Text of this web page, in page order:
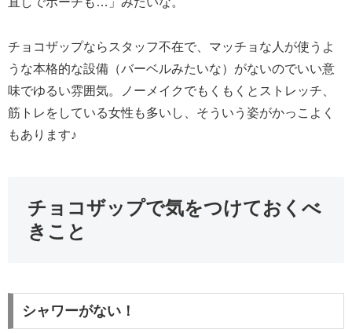
チョコザップならスタッフ不在で、マッチョな人が使うよ
うな本格的な設備（バーベルみたいな）がないのでいい意
味でゆるい雰囲気。ノーメイクでもくもくとストレッチ、
筋トレをしている女性も多いし、そういう姿がかっこよく
もあります♪
チョコザップで気をつけておくべ
きこと
シャワーがない！